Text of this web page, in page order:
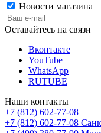
Новости магазина
Оставайтесь на связи
Вконтакте
YouTube
WhatsApp
RUTUBE
Наши контакты
+7 (812) 602-77-08
+7 (812) 602-77-08